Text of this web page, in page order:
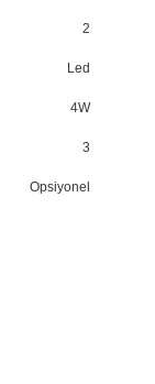
2
Led
4W
3
Opsiyonel